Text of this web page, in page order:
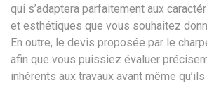
qui s’adaptera parfaitement aux
et esthétiques que vous souhaitez
En outre, le devis proposée par le
afin que vous puissiez évaluer
inhérents aux travaux avant même